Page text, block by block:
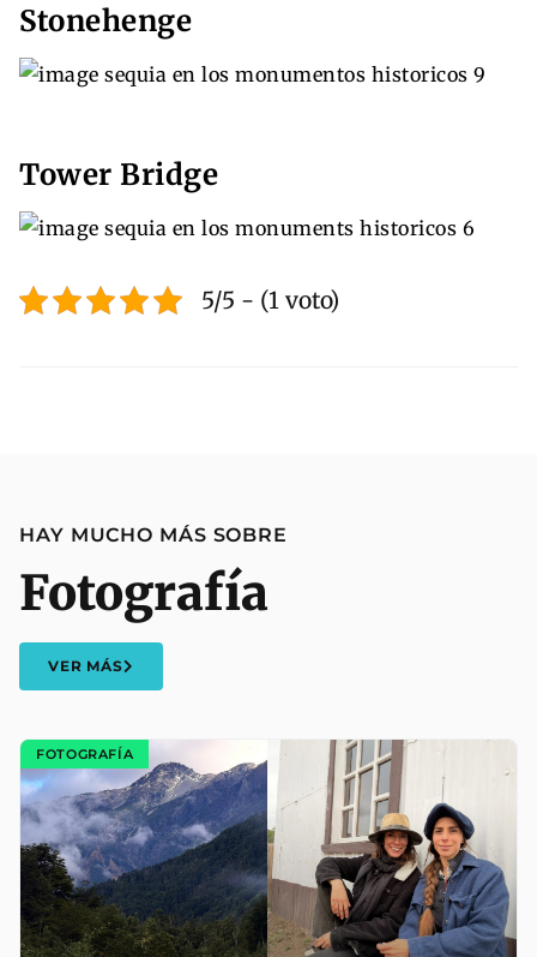
Stonehenge
Tower Bridge
5/5 - (1 voto)
HAY MUCHO MÁS SOBRE
Fotografía
VER MÁS
FOTOGRAFÍA